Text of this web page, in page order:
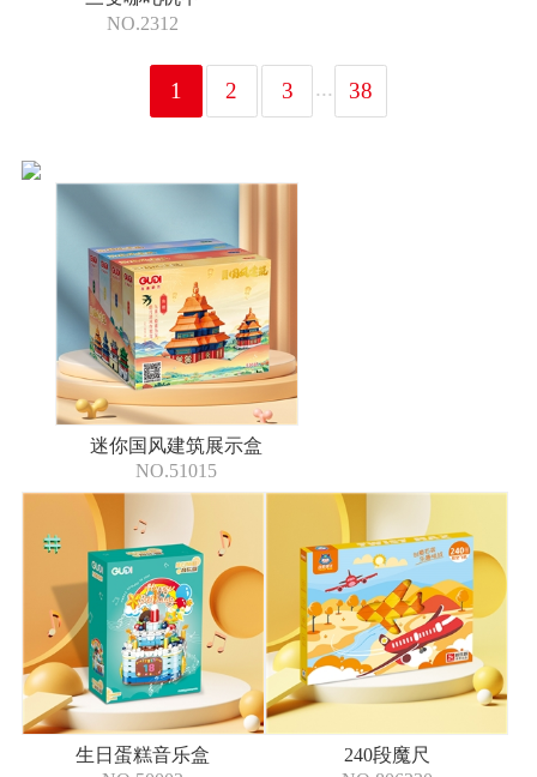
NO.2312
1 2 3 ... 38
迷你国风建筑展示盒
NO.51015
生日蛋糕音乐盒
240段魔尺